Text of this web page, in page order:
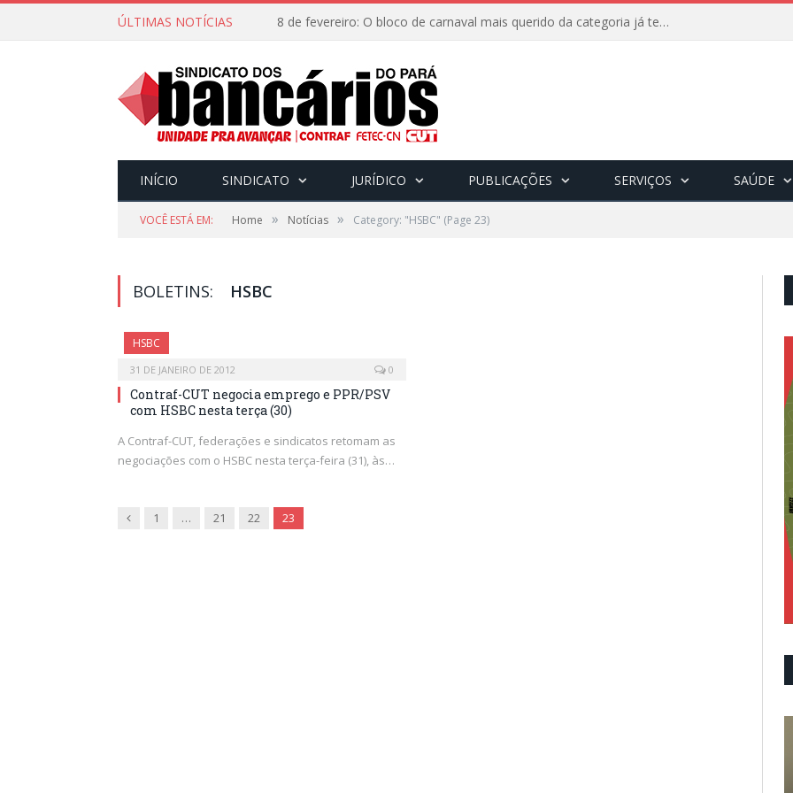
ÚLTIMAS NOTÍCIAS 8 de fevereiro: O bloco de carnaval mais querido da categoria já tem data. Vem pro CarnaBancários 2025!
INÍCIO SINDICATO JURÍDICO PUBLICAÇÕES SERVIÇOS SAÚDE
VOCÊ ESTÁ EM: Home » Notícias » Category: "HSBC" (Page 23)
BOLETINS: HSBC
HSBC
31 DE JANEIRO DE 2012 0
Contraf-CUT negocia emprego e PPR/PSV
com HSBC nesta terça (30)
A Contraf-CUT, federações e sindicatos retomam as
negociações com o HSBC nesta terça-feira (31), às…
Previous
1 … 21 22 23